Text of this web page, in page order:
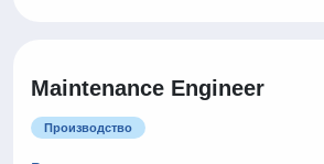
Maintenance Engineer
Производство